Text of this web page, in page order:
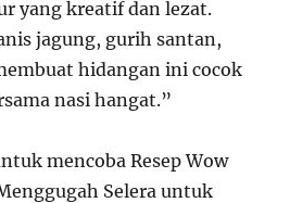
yang kreatif dan lezat.
jagung, gurih santan,
hidangan ini cocok
nasi hangat.”
mencoba Resep Wow
Selera untuk